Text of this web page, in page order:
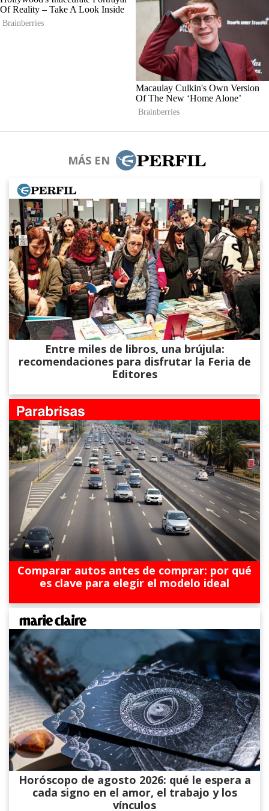
MÁS EN
Entre miles de libros, una brújula:
recomendaciones para disfrutar la Feria de
Editores
Comparar autos antes de comprar: por qué
es clave para elegir el modelo ideal
Horóscopo de agosto 2026: qué le espera a
cada signo en el amor, el trabajo y los
vínculos